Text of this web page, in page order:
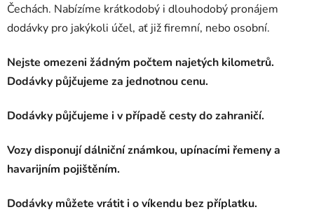
Čechách. Nabízíme krátkodobý i dlouhodobý pronájem
dodávky pro jakýkoli účel, ať již firemní, nebo osobní.
Nejste omezeni žádným počtem najetých kilometrů.
Dodávky půjčujeme za jednotnou cenu.
Dodávky půjčujeme i v případě cesty do zahraničí.
Vozy disponují dálniční známkou, upínacími řemeny a
havarijním pojištěním.
Dodávky můžete vrátit i o víkendu bez příplatku.